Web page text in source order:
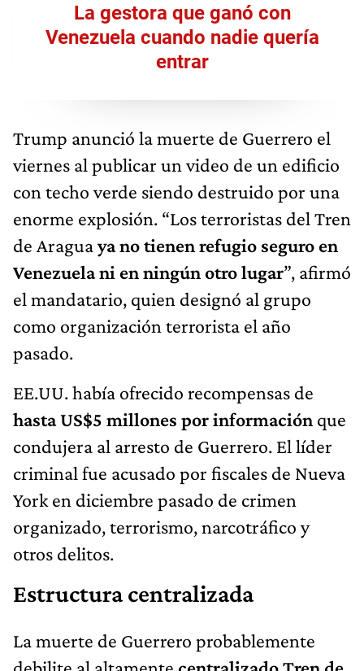
La gestora que ganó con
Venezuela cuando nadie quería
entrar
Trump anunció la muerte de Guerrero el
viernes al publicar un video de un edificio
con techo verde siendo destruido por una
enorme explosión. “Los terroristas del Tren
de Araguaya no tienen refugio seguro en
Venezuela ni en ningún otro lugar”, afirmó
el mandatario, quien designó al grupo
como organización terrorista el año
pasado.
EE.UU. había ofrecido recompensas de
hasta US$5 millones por información que
condujera al arresto de Guerrero. El líder
criminal fue acusado por fiscales de Nueva
York en diciembre pasado de crimen
organizado, terrorismo, narcotráfico y
otros delitos.
Estructura centralizada
La muerte de Guerrero probablemente